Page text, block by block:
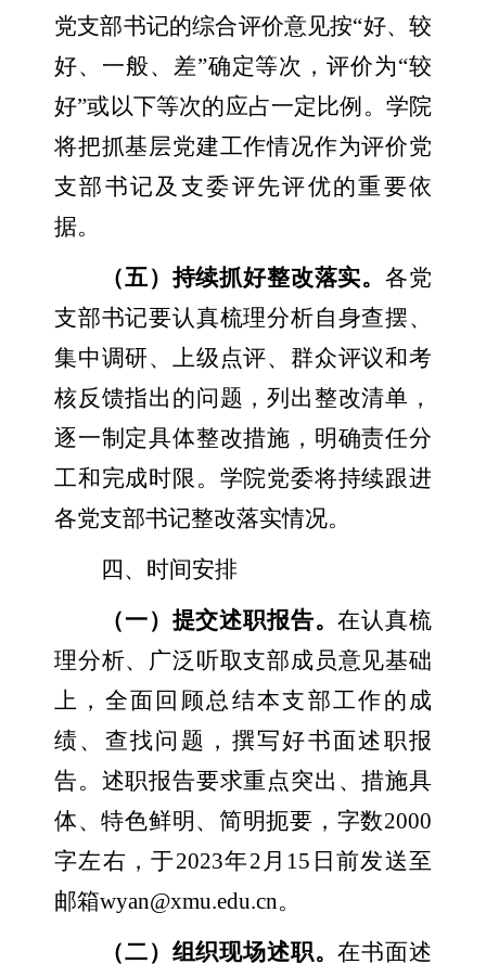
党支部书记的综合评价意见按“好、较
好、一般、差”确定等次，评价为“较
好”或以下等次的应占一定比例。学院
将把抓基层党建工作情况作为评价党
支部书记及支委评先评优的重要依
据。
（五）持续抓好整改落实。各党
支部书记要认真梳理分析自身查摆、
集中调研、上级点评、群众评议和考
核反馈指出的问题，列出整改清单，
逐一制定具体整改措施，明确责任分
工和完成时限。学院党委将持续跟进
各党支部书记整改落实情况。
四、时间安排
（一）提交述职报告。在认真梳
理分析、广泛听取支部成员意见基础
上，全面回顾总结本支部工作的成
绩、查找问题，撰写好书面述职报
告。述职报告要求重点突出、措施具
体、特色鲜明、简明扼要，字数2000
字左右，于2023年2 月 15 日前发送至
邮箱wyan@xmu.edu.cn。
（二）组织现场述职。在书面述